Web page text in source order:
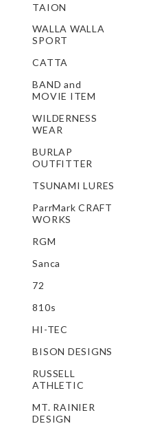
TAION
WALLA WALLA
SPORT
CATTA
BAND and
MOVIE ITEM
WILDERNESS
WEAR
BURLAP
OUTFITTER
TSUNAMI LURES
ParrMark CRAFT
WORKS
RGM
Sanca
72
810s
HI-TEC
BISON DESIGNS
RUSSELL
ATHLETIC
MT. RAINIER
DESIGN